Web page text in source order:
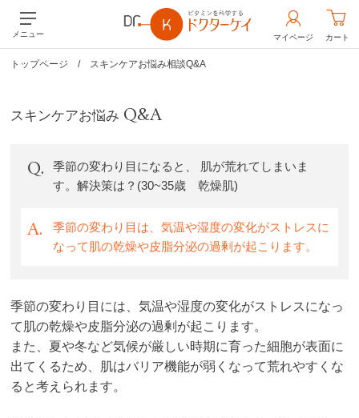
メニュー マイページ カート
トップページ / スキンケアお悩み相談Q&A
スキンケアお悩み Q&A
Q.
季節の変わり目になると、 肌が荒れてしまいま
す。解決策は？(30~35歳 乾燥肌)
A.
季節の変わり目は、気温や湿度の変化がストレスに
なって肌の乾燥や皮脂分泌の過剰が起こります。
季節の変わり目には、気温や湿度の変化がストレスになっ
て肌の乾燥や皮脂分泌の過剰が起こります。
また、夏や冬など気候が厳しい時期に育った細胞が表面に
出てくるため、肌はバリア機能が弱くなって荒れやすくな
ると考えられます。